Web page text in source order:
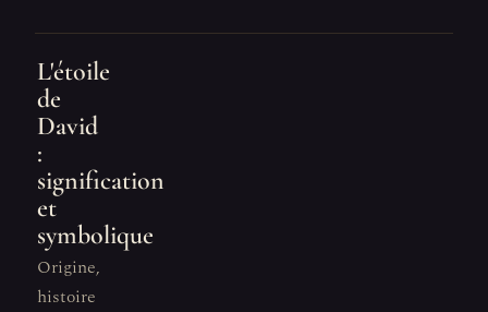
L'étoile
de
David
:
signification
et
symbolique
Origine,
histoire